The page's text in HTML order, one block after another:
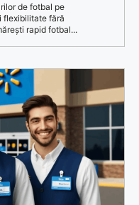
de fotbal pe
flexibilitate fără
rapid fotbal...